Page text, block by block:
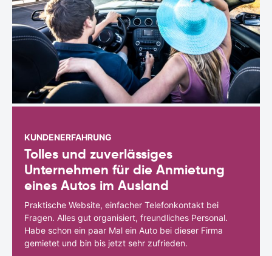
KUNDENERFAHRUNG
Tolles und zuverlässiges
Unternehmen für die Anmietung
eines Autos im Ausland
Praktische Website, einfacher Telefonkontakt bei
Fragen. Alles gut organisiert, freundliches Personal.
Habe schon ein paar Mal ein Auto bei dieser Firma
gemietet und bin bis jetzt sehr zufrieden.